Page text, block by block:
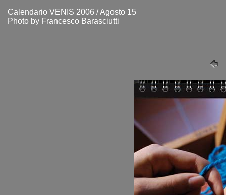
Calendario VENIS 2006 / Agosto 15
Photo by Francesco Barasciutti